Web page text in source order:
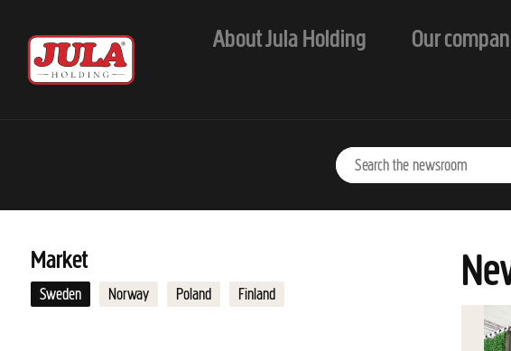
About Jula Holding Our
Market
Sweden Norway Poland Finland